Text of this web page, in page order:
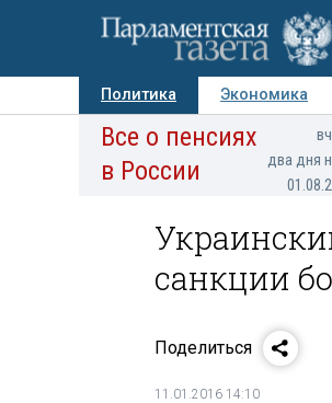
Политика Экономика
Авторы Персоны
Все о пенсиях
в России
два дня
санкции
Поделиться
11.01.2016 14:10